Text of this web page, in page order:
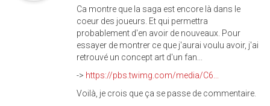
Ca montre que la saga est encore là dans le
coeur des joueurs. Et qui permettra
probablement d'en avoir de nouveaux. Pour
essayer de montrer ce que j'aurai voulu avoir, j'ai
retrouvé un concept art d'un fan...
-> https://pbs.twimg.com/media/C6...
Voilà, je crois que ça se passe de commentaire.